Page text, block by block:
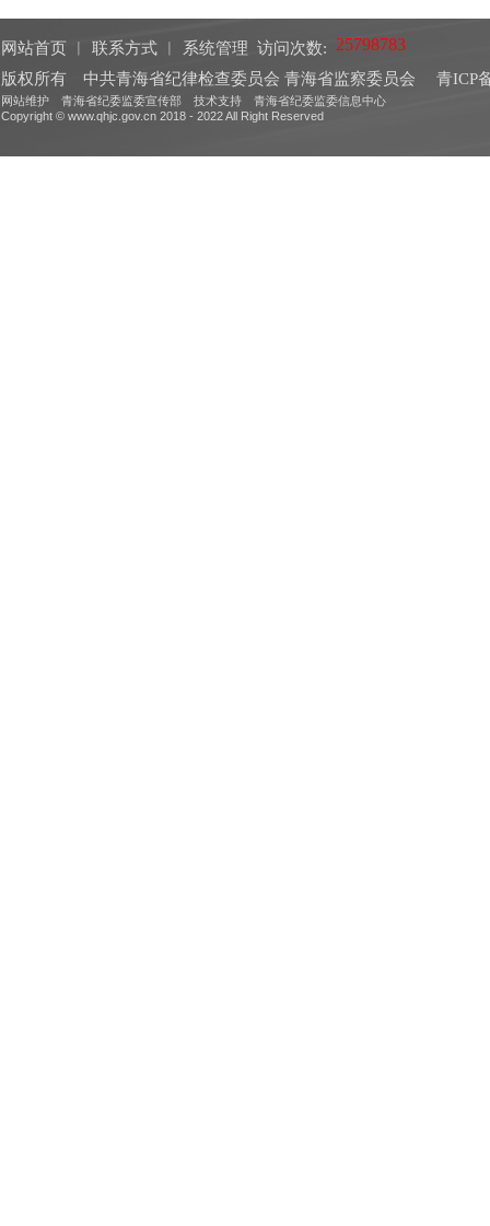
网站首页 联系方式 系统管理 访问次数:
版权所有 中共青海省纪律检查委员会 青海省监察委员会
青ICP
网站维护 青海省纪委监委宣传部 技术支持 青海省纪委监委信息中心
Copyright © www.qhjc.gov.cn 2018 - 2022 All Right Reserved